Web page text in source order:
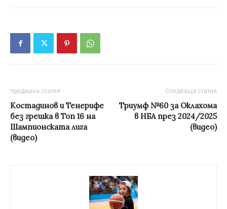
предишна статия
Костадинов и Тенерифе
без грешка в Топ 16 на
Шампионската лига
(видео)
Следваща статия
Триумф №60 за Оклахома
в НБА през 2024/2025
(видео)